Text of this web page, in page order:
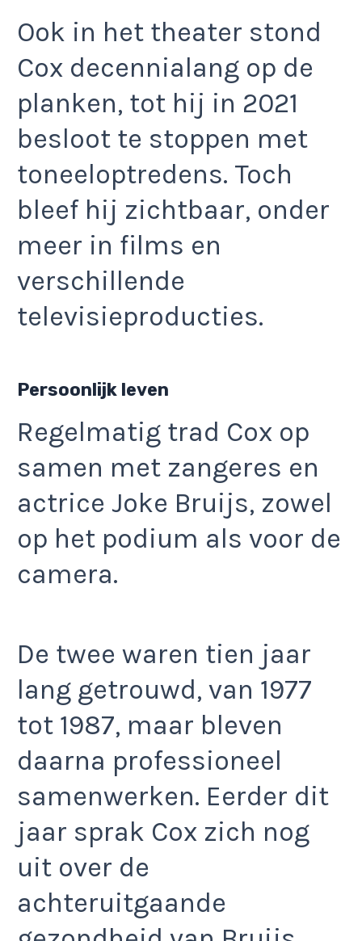
Ook in het theater stond
Cox decennialang op de
planken, tot hij in 2021
besloot te stoppen met
toneeloptredens. Toch
bleef hij zichtbaar, onder
meer in films en
verschillende
televisieproducties.
Persoonlijk leven
Regelmatig trad Cox op
samen met zangeres en
actrice Joke Bruijs, zowel
op het podium als voor de
camera.
De twee waren tien jaar
lang getrouwd, van 1977
tot 1987, maar bleven
daarna professioneel
samenwerken. Eerder dit
jaar sprak Cox zich nog
uit over de
achteruitgaande